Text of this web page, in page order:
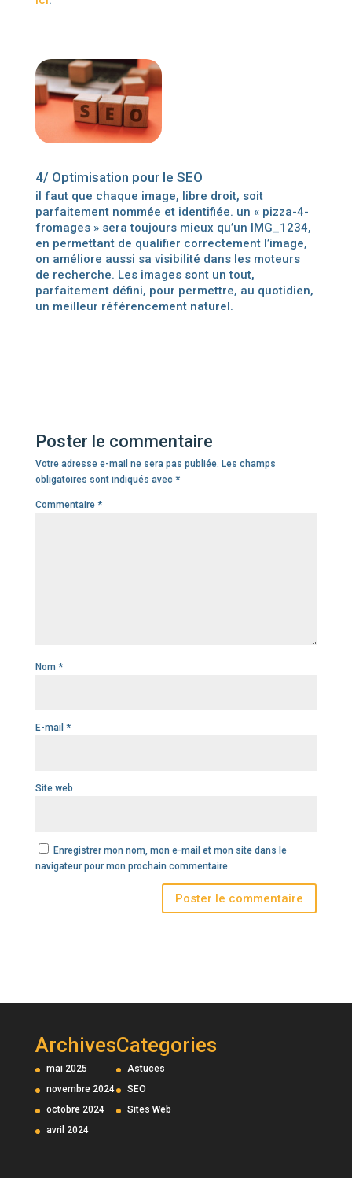
4/ Optimisation pour le SEO
il faut que chaque image, libre droit, soit
parfaitement nommée et identifiée. un « pizza-4-
fromages » sera toujours mieux qu’un IMG_1234,
en permettant de qualifier correctement l’image,
on améliore aussi sa visibilité dans les moteurs
de recherche. Les images sont un tout,
parfaitement défini, pour permettre, au quotidien,
un meilleur référencement naturel.
Poster le commentaire
Votre adresse e-mail ne sera pas publiée. Les champs
obligatoires sont indiqués avec *
Commentaire *
Nom *
E-mail *
Site web
Enregistrer mon nom, mon e-mail et mon site dans le
navigateur pour mon prochain commentaire.
Archives
mai 2025
novembre 2024
octobre 2024
avril 2024
Categories
Astuces
SEO
Sites Web